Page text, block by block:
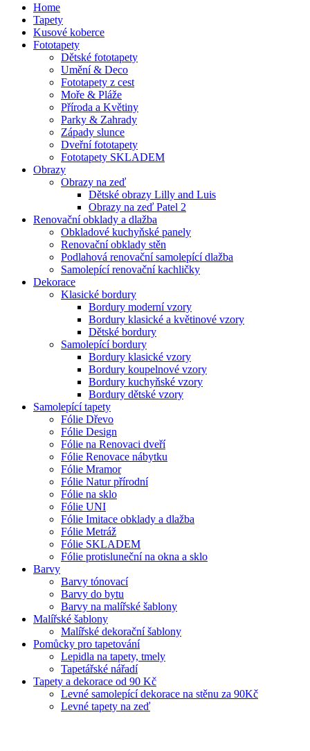
Home
Tapety
Kusové koberce
Fototapety
Dětské fototapety
Umění & Deco
Fototapety z cest
Moře & Pláže
Příroda a Květiny
Parky & Zahrady
Západy slunce
Dveřní fototapety
Fototapety SKLADEM
Obrazy
Obrazy na zeď
Dětské obrazy Lilly and Luis
Obrazy na zeď Patel 2
Renovační obklady a dlažba
Obkladové kuchyňské panely
Renovační obklady stěn
Podlahová renovační samolepící dlažba
Samolepící renovační kachličky
Dekorace
Klasické bordury
Bordury moderní vzory
Bordury klasické a květinové vzory
Dětské bordury
Samolepící bordury
Bordury klasické vzory
Bordury koupelnové vzory
Bordury kuchyňské vzory
Bordury dětské vzory
Samolepící tapety
Fólie Dřevo
Fólie Design
Fólie na Renovaci dveří
Fólie Renovace nábytku
Fólie Mramor
Fólie Natur přírodní
Fólie na sklo
Fólie UNI
Fólie Imitace obklady a dlažba
Fólie Metráž
Fólie SKLADEM
Fólie protisluneční na okna a sklo
Barvy
Barvy tónovací
Barvy do bytu
Barvy na malířské šablony
Malířské šablony
Malířské dekorační šablony
Pomůcky pro tapetování
Lepidla na tapety, tmely
Tapetářské nářadí
Tapety a dekorace od 90 Kč
Levné samolepící dekorace na stěnu za 90Kč
Levné tapety na zeď